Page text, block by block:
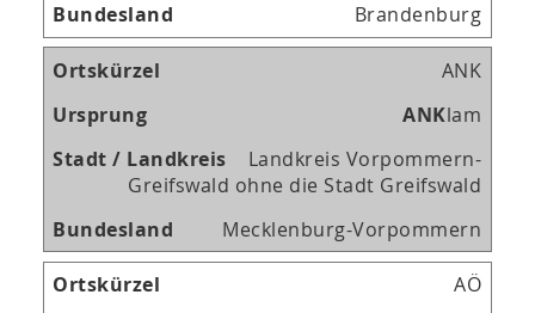
Brandenburg
ANK
ANKlam
Landkreis Vorpommern-
Greifswald ohne die Stadt Greifswald
Mecklenburg-Vorpommern
AÖ